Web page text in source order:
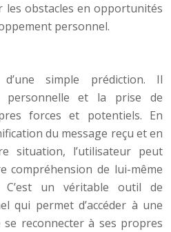
les obstacles en opportunités
personnel.
simple prédiction. Il
personnelle et la prise de
forces et potentiels. En
du message reçu et en
situation, l’utilisateur peut
compréhension de lui-même
un véritable outil de
qui permet d’accéder à une
reconnecter à ses propres